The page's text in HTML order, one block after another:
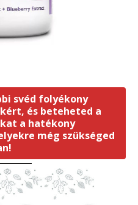
svéd folyékony
és beteheted a
a hatékony
még szükséged